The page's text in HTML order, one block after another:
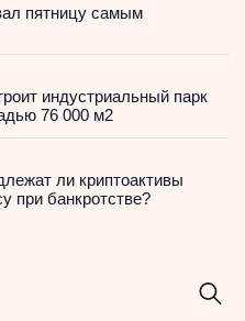
пятницу самым
индустриальный парк
76 000 м2
ли криптоактивы
при банкротстве?